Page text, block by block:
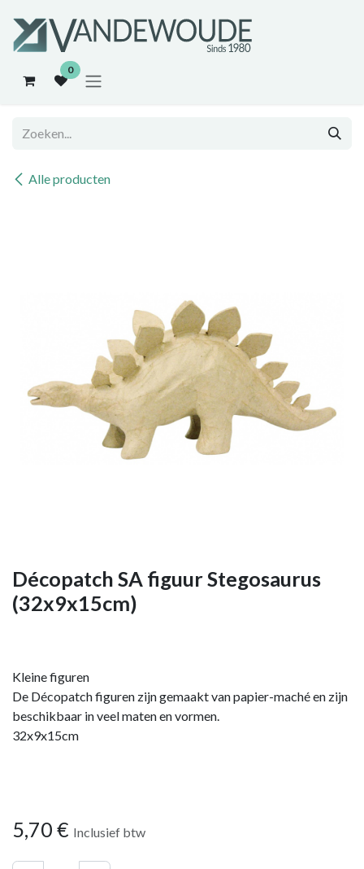
0
Alle producten
Décopatch SA figuur Stegosaurus
(32x9x15cm)
Kleine figuren
De Décopatch figuren zijn gemaakt van papier-maché en zijn
beschikbaar in veel maten en vormen.
32x9x15cm
5,70 € Inclusief btw